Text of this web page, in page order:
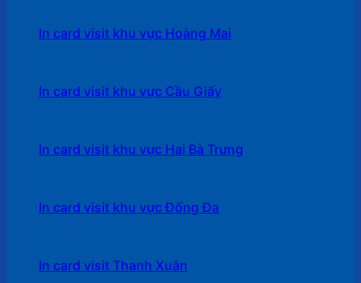
In card visit khu vực Hoàng Mai
In card visit khu vực Cầu Giấy
In card visit khu vực Hai Bà Trưng
In card visit khu vực Đống Đa
In card visit Thanh Xuân